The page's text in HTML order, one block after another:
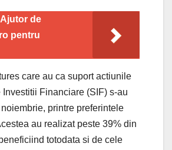
Ajutor de
pentru
care au ca suport actiunile
Investitii Financiare (SIF) s-au
printre preferintele
au realizat peste 39% din
totodata si de cele